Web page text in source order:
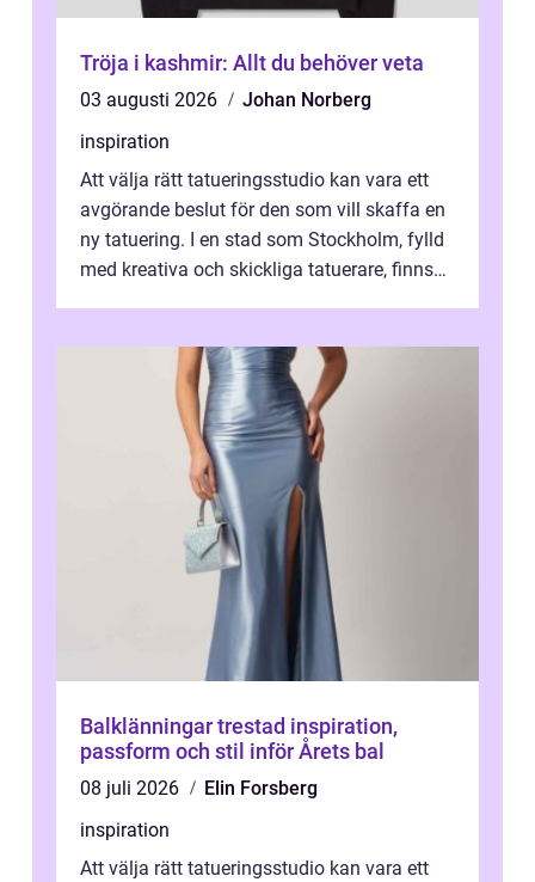
Tröja i kashmir: Allt du behöver veta
03 augusti 2026
Johan Norberg
inspiration
Att välja rätt tatueringsstudio kan vara ett
avgörande beslut för den som vill skaffa en
ny tatuering. I en stad som Stockholm, fylld
med kreativa och skickliga tatuerare, finns
Balklänningar trestad inspiration,
passform och stil inför Årets bal
08 juli 2026
Elin Forsberg
inspiration
Att välja rätt tatueringsstudio kan vara ett